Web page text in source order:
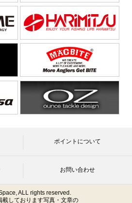
ポイントについて
お問い合わせ
ALL rights reserved.
載しております写真・文章の